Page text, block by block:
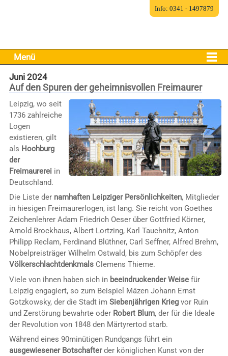
Menü
Juni 2024
Auf den Spuren der geheimnisvollen Freimaurer
Leipzig, wo seit
1736 zahlreiche
Logen
existieren, gilt
als Hochburg
der
Freimaurerei in
Deutschland.
Die Liste der namhaften Leipziger Persönlichkeiten, Mitglieder
in hiesigen Freimaurerlogen, ist lang. Sie reicht von Goethes
Zeichenlehrer Adam Friedrich Oeser über Gottfried Körner,
Arnold Brockhaus, Albert Lortzing, Karl Tauchnitz, Anton
Philipp Reclam, Ferdinand Blüthner, Carl Seffner, Alfred Brehm,
Nobelpreisträger Wilhelm Ostwald, bis zum Schöpfer des
VölkerschlachtdenkmalsClemens Thieme.
Viele von ihnen haben sich in beeindruckender Weisefür
Leipzig engagiert, so zum Beispiel Mäzen Johann Ernst
Gotzkowsky, der die Stadt im Siebenjährigen Kriegvor Ruin
und Zerstörung bewahrte oder Robert Blum, der für die Ideale
der Revolution von 1848 den Märtyrertod starb.
Während eines 90minütigen Rundgangs führt ein
ausgewiesener Botschafterder königlichen Kunst von der
Info: 0341 - 1497879